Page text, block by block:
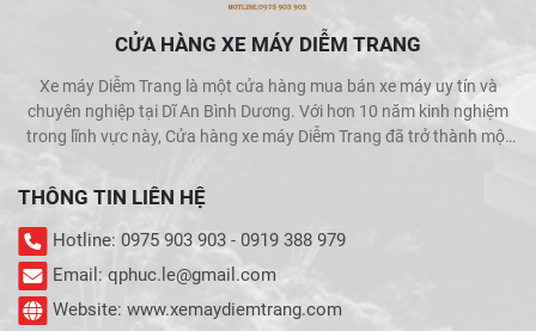
CỬA HÀNG XE MÁY DIỄM TRANG
Xe máy Diễm Trang là một cửa hàng mua bán xe máy uy tín và
chuyên nghiệp tại Dĩ An Bình Dương. Với hơn 10 năm kinh nghiệm
trong lĩnh vực này, Cửa hàng xe máy Diễm Trang đã trở thành một
khi muốn mua bán xe máy.
THÔNG TIN LIÊN HỆ
Hotline: 0975 903 903 - 0919 388 979
Email: qphuc.le@gmail.com
Website: www.xemaydiemtrang.com